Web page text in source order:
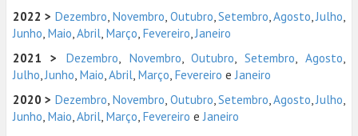
2022 > Dezembro, Novembro, Outubro,Setembro,Agosto,Julho,
Junho, Maio,Abril, Março, Fevereiro,Janeiro
2021 >
Dezembro, Novembro,Outubro,Setembro,Agosto,
Julho,Junho, Maio,Abril, Março, Fevereiro eJaneiro
2020 > Dezembro, Novembro, Outubro,Setembro,Agosto,Julho,
Junho, Maio,Abril, Março, Fevereiro eJaneiro